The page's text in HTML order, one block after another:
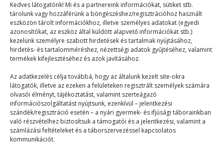
Kedves látogatónk! Mi és a partnereink információkat, sütiket stb.
tárolunk vagy hozzáférünk a böngészéshez/regisztrációhoz használt
eszközön tárolt információkhoz, illetve személyes adatokat (egyedi
azonosítókat, az eszköz által küldött alapvető információkat stb.)
kezelünk személyre szabott hirdetések és tartalmak nyújtásához,
hirdetés- és tartalomméréshez, nézettségi adatok gyűjtéséhez, valamint
termékek kifejlesztéséhez és azok javításához.
Az adatkezelés célja továbbá, hogy az általunk kezelt site-okra
látogatók, illetve az ezeken a felületeken regisztrált személyek számára
olvasói élményt, tájékoztatást, valamint szerteágazó
információszolgáltatást nyújtsunk, ezenkívül – jelentkezési
szándék/regisztráció esetén – a nyári gyermek- és ifjúsági táborainkban
való részvételhez biztosítsuk a támogatói és a jelentkezési, valamint a
számlázási feltételeket és a táborszervezéssel kapcsolatos
kommunikációt.
Képtelenség halálra
bosszantani
Terefere
2023. 05. 28.
A táboroztatók nagyon is tisztában vannak azzal,
hogy a gyerekek csínytevésekre hajlamosak, és nem
akasztja…